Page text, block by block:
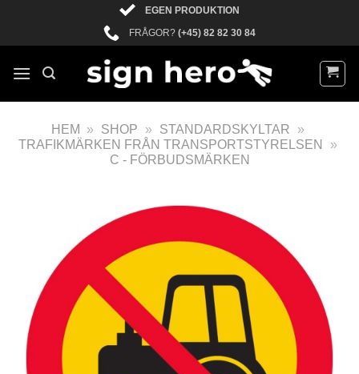
EGEN PRODUKTION
FRÅGOR? (+45) 82 82 30 84
HEM » SHOP » STANDARDSKYLTAR
»
TRAFIKMÄRKEN FRÅN TRANSPORTSTYRELSEN
»
C - FÖRBUDSMÄRKEN